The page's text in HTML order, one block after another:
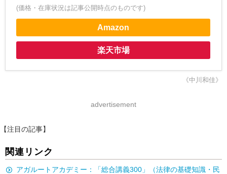
(価格・在庫状況は記事公開時点のものです)
Amazon
楽天市場
《中川和佳》
advertisement
【注目の記事】
関連リンク
アガルートアカデミー：「総合講義300」（法律の基礎知識・民